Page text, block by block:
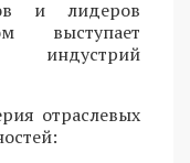
и лидеров
выступает
индустрий
отраслевых